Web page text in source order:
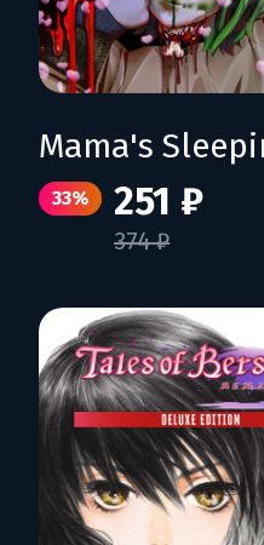
33% 251 ₽
374 ₽